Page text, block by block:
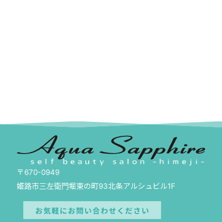
〒670-0949
姫路市三左衛門堀東の町93北条アルシュビル1F